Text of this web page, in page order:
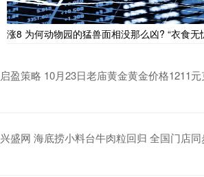
涨8 为何动物园的猛兽面相没那么凶? “衣食无
启盈策略 10月23日老庙黄金黄金价格1211元
兴盛网 海底捞小料台牛肉粒回归 全国门店